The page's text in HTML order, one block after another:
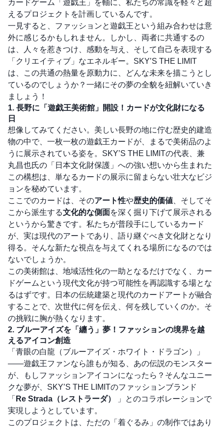
カードゲーム「遊戯王」を軸に、私たちの常識を軽々と超
えるプロジェクトを計画しているんです。
一見すると、ファッションと遊戯王という組み合わせは意
外に感じるかもしれません。しかし、両者に共通するの
は、人々を惹きつけ、感動を与え、そして自己を表現する
「クリエイティブ」なエネルギー。SKY’S THE LIMIT
は、この共通の熱量を原動力に、どんな未来を描こうとし
ているのでしょうか？一緒にその夢の全貌を紐解いていき
ましょう！
1. 長野に「遊戯王美術館」開設！カードが文化財になる
日
想像してみてください。美しい長野の地に佇む歴史的建造
物の中で、一枚一枚の遊戯王カードが、まるで美術品のよ
うに展示されている姿を。SKY’S THE LIMITの代表、兼
丸昌也氏の「日本文化財保護」への強い想いから生まれた
この構想は、単なるカードの展示に留まらない壮大なビジ
ョンを秘めています。
ここでのカードは、そのアート性や歴史的価値 、そしてそ
こから派生する文化的な側面を深く掘り下げて展示される
というから驚きです。私たちが普段手にしているカード
が、実は現代のアートであり、語り継ぐべき文化財となり
得る。そんな新たな視点を与えてくれる場所になるのでは
ないでしょうか。
この美術館は、地域活性化の一助となるだけでなく、カー
ドゲームという現代文化が持つ可能性を再認識する場とな
るはずです。日本の伝統建築と現代のカードアートが融合
することで、次世代に何を伝え、何を残していくのか。そ
の挑戦に胸が熱くなります。
2. ブルーアイズを「纏う」夢！ファッションの境界を越
えるアイコン創造
「青眼の白龍（ブルーアイズ・ホワイト・ドラゴン）」
――遊戯王ファンなら誰もが知る、あの伝説のモンスター
が、もしファッションアイコンになったら？そんなユニー
クな夢が、SKY’S THE LIMITのファッションブランド
「 Re Strada（レストラーダ）
」とのコラボレーションで
実現しようとしています。
このプロジェクトは、ただの「着ぐるみ」の制作ではあり